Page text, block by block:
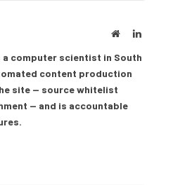
WebsiteLinkedIn
a computer scientist in South
content production
site — source whitelist
— and is accountable